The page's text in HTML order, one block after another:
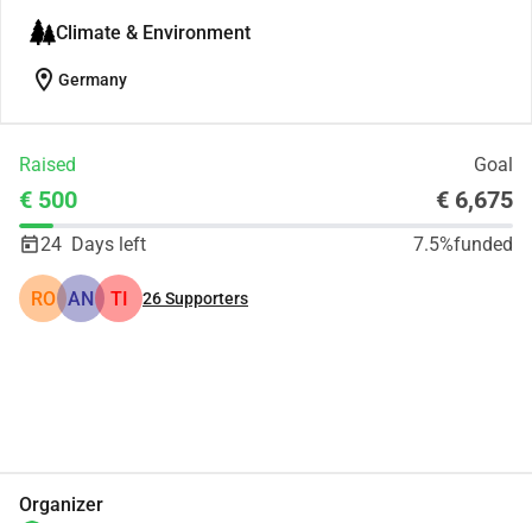
Climate & Environment
location_on Germany
Raised Goal
€ 500 € 6,675
24 Days left 7.5%funded
RO AN TI 26Supporters
Organizer